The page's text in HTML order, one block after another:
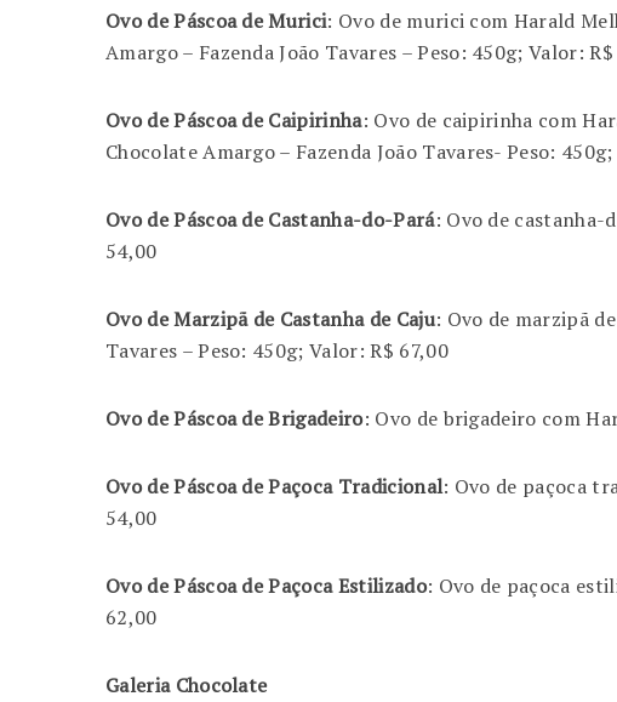
Ovo de Páscoa de Murici: Ovo de murici com Harald
Amargo – Fazenda João Tavares – Peso: 450g; Valor:
Ovo de Páscoa de Caipirinha: Ovo de caipirinha com
Chocolate Amargo – Fazenda João Tavares- Peso:
Ovo de Páscoa de Castanha-do-Pará: Ovo de castanha-
54,00
Ovo de Marzipã de Castanha de Caju: Ovo de marzipã
Tavares – Peso: 450g; Valor: R$ 67,00
Ovo de Páscoa de Brigadeiro: Ovo de brigadeiro com
Ovo de Páscoa de Paçoca Tradicional: Ovo de paçoca
54,00
Ovo de Páscoa de Paçoca Estilizado: Ovo de paçoca
62,00
Galeria Chocolate